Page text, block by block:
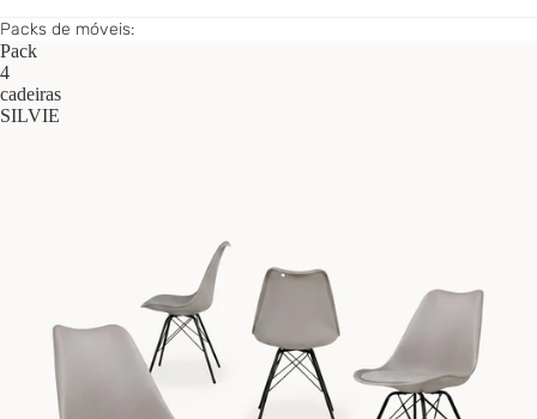
Packs de móveis:
Pack
4
cadeiras
SILVIE